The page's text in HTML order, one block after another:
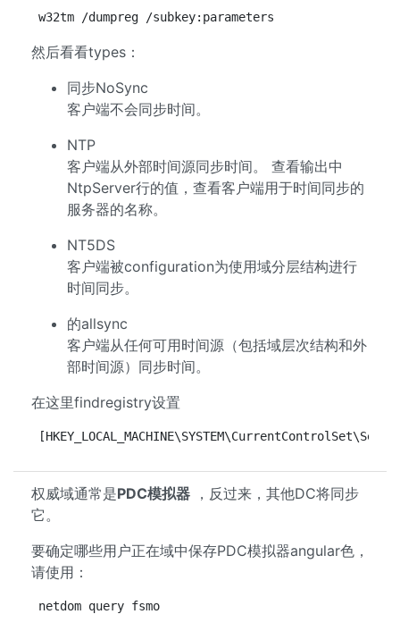
w32tm /dumpreg /subkey:parameters
然后看看types：
同步NoSync
客户端不会同步时间。
NTP
客户端从外部时间源同步时间。 查看输出中
NtpServer行的值，查看客户端用于时间同步的
服务器的名称。
NT5DS
客户端被configuration为使用域分层结构进行
时间同步。
的allsync
客户端从任何可用时间源（包括域层次结构和外
部时间源）同步时间。
在这里findregistry设置
权威域通常是PDC模拟器 ，反过来，其他DC将同步
它。
要确定哪些用户正在域中保存PDC模拟器angular色，
请使用：
netdom query fsmo